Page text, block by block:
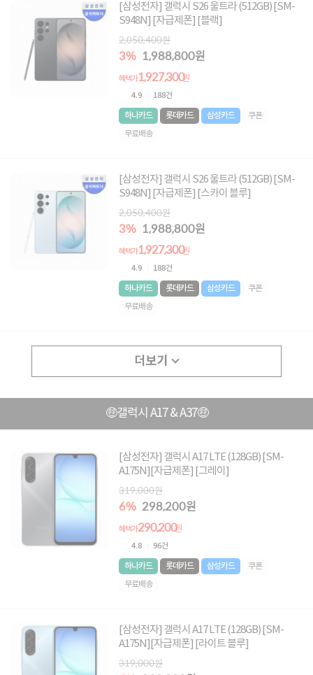
[삼성전자] 갤럭시 S26 울트라 (512GB) [SM-
S948N] [자급제폰] [블랙]
2,050,400원
3% 1,988,800원
혜택가1,927,300원
4.9 188건
하나카드 롯데카드 삼성카드
쿠폰
무료배송
[삼성전자] 갤럭시 S26 울트라 (512GB) [SM-
S948N] [자급제폰] [스카이 블루]
2,050,400원
3% 1,988,800원
혜택가1,927,300원
4.9 188건
하나카드 롯데카드 삼성카드
쿠폰
무료배송
더보기
🤑갤럭시 A17 & A37🤑
[삼성전자] 갤럭시 A17 LTE (128GB) [SM-
A175N][자급제폰] [그레이]
319,000원
6% 298,200원
혜택가290,200원
4.8 96건
하나카드 롯데카드 삼성카드
쿠폰
무료배송
[삼성전자] 갤럭시 A17 LTE (128GB) [SM-
A175N][자급제폰] [라이트 블루]
319,000원